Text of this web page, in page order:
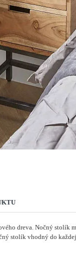
dreva. Nočný stolík
stolík vhodný do